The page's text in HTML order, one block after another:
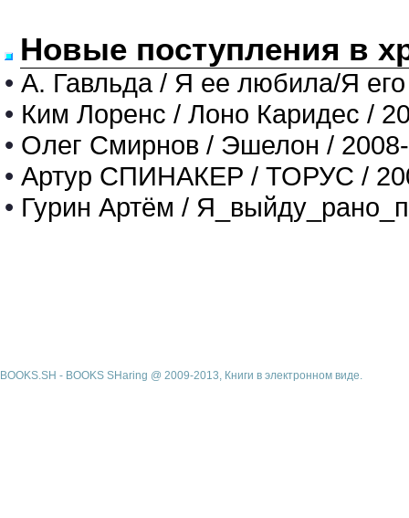
Новые поступления в
• А. Гавльда / Я ее любила/Я
• Ким Лоренс / Лоно Каридес /
• Олег Смирнов / Эшелон /
• Артур СПИНАКЕР / ТОРУС /
• Гурин Артём /
BOOKS.SH - BOOKS SHaring @ 2009-2013, Книги в электронном виде.